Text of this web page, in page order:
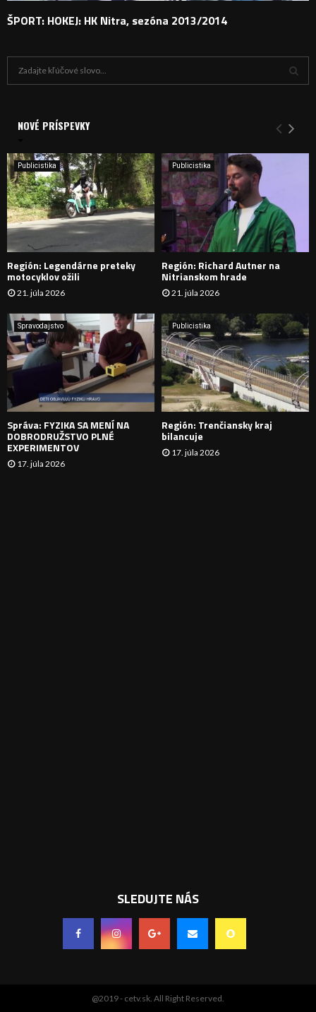
ŠPORT: HOKEJ: HK Nitra, sezóna 2013/2014
i
e
:
Y
H
D
A
N
I
E
NOVÉ PRÍSPEVKY
Publicistika
Región: Legendárne preteky
motocyklov ožili
21. júla 2026
Publicistika
Región: Richard Autner na
Nitrianskom hrade
21. júla 2026
Spravodajstvo
Správa: FYZIKA SA MENÍ NA
DOBRODRUŽSTVO PLNÉ
EXPERIMENTOV
17. júla 2026
Publicistika
Región: Trenčiansky kraj
bilancuje
17. júla 2026
SLEDUJTE NÁS
@2019 - cetv.sk. All Right Reserved.